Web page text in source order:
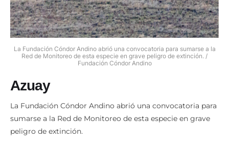
La Fundación Cóndor Andino abrió una convocatoria para sumarse a la
Red de Monitoreo de esta especie en grave peligro de extinción. /
Fundación Cóndor Andino
Azuay
La Fundación Cóndor Andino abrió una convocatoria para
sumarse a la Red de Monitoreo de esta especie en grave
peligro de extinción.